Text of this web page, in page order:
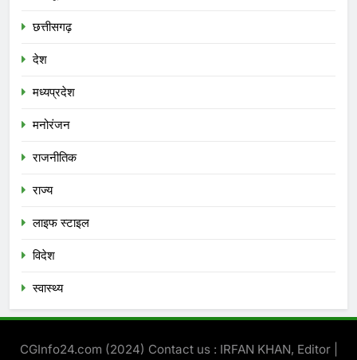
छत्तीसगढ़
देश
मध्‍यप्रदेश
मनोरंजन
राजनीतिक
राज्य
लाइफ स्टाइल
विदेश
स्‍वास्‍थ्‍य
CGInfo24.com (2024) Contact us : IRFAN KHAN, Editor |